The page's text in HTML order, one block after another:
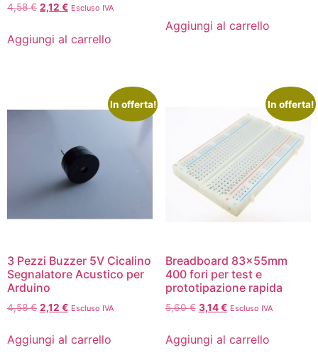
4,58€ 2,12 € Escluso IVA
Aggiungi al carrello
Aggiungi al carrello
In offerta!
3 Pezzi Buzzer 5V Cicalino
Segnalatore Acustico per
Arduino
4,58€ 2,12 € Escluso IVA
Aggiungi al carrello
In offerta!
Breadboard 83x55mm
400 fori per test e
prototipazione rapida
5,60€ 3,14€ Escluso IVA
Aggiungi al carrello